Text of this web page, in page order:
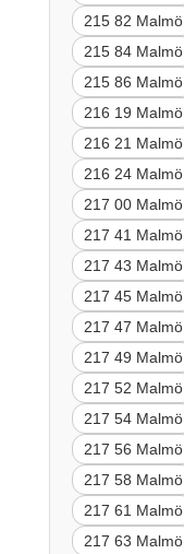
215 82 Malmö
215 84 Malmö
215 86 Malmö
216 19 Malmö
216 21 Malmö
216 24 Malmö
217 00 Malmö
217 41 Malmö
217 43 Malmö
217 45 Malmö
217 47 Malmö
217 49 Malmö
217 52 Malmö
217 54 Malmö
217 56 Malmö
217 58 Malmö
217 61 Malmö
217 63 Malmö